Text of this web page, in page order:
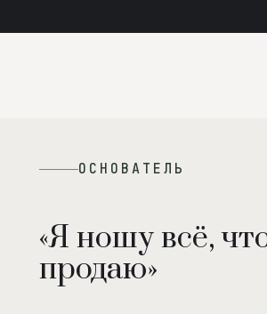
ОСНОВАТЕЛЬ
«Я ношу всё,
продаю»